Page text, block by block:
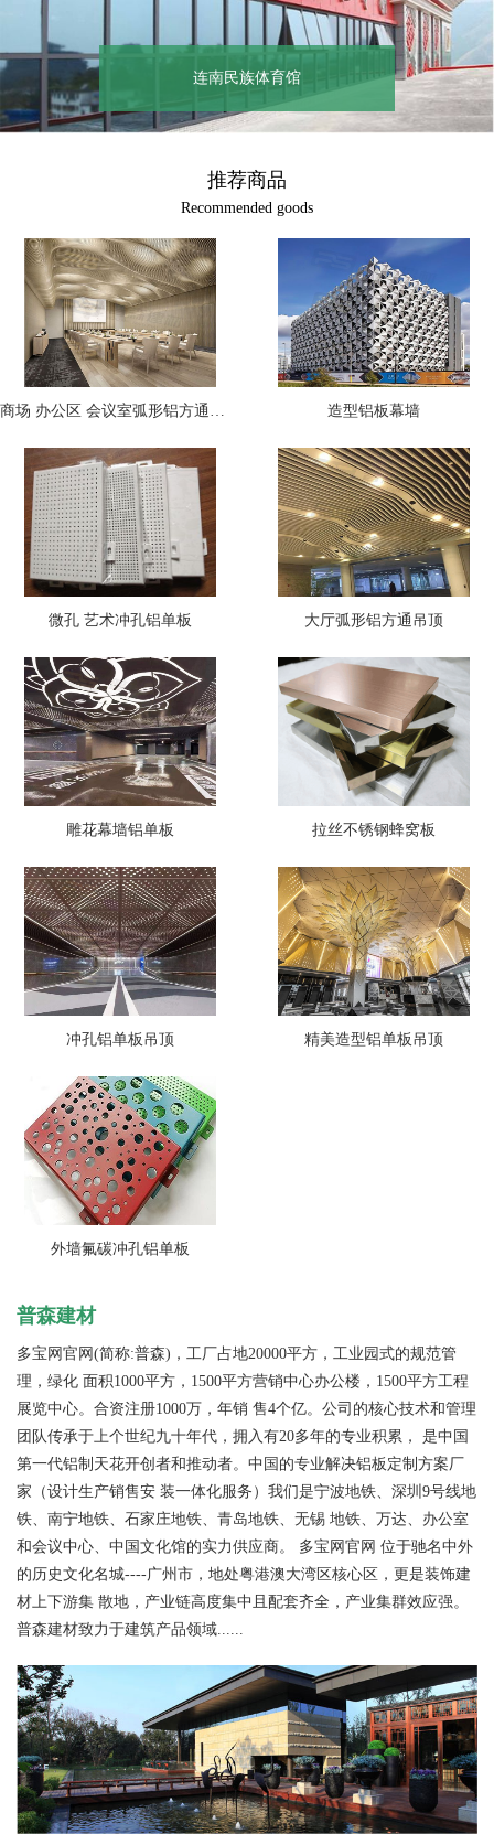
连南民族体育馆
推荐商品
Recommended goods
商场 办公区 会议室弧形铝方通吊顶 造型铝板幕墙
微孔 艺术冲孔铝单板 大厅弧形铝方通吊顶
雕花幕墙铝单板 拉丝不锈钢蜂窝板
冲孔铝单板吊顶 精美造型铝单板吊顶
外墙氟碳冲孔铝单板
普森建材
多宝网官网(简称:普森)，工厂占地20000平方，工业园式的规范管
理，绿化 面积1000平方，1500平方营销中心办公楼，1500平方工程
展览中心。合资注册1000万，年销 售4个亿。公司的核心技术和管理
团队传承于上个世纪九十年代，拥入有20多年的专业积累， 是中国
第一代铝制天花开创者和推动者。中国的专业解决铝板定制方案厂
家（设计生产销售安 装一体化服务）我们是宁波地铁、深圳9号线地
铁、南宁地铁、石家庄地铁、青岛地铁、无锡 地铁、万达、办公室
和会议中心、中国文化馆的实力供应商。 多宝网官网 位于驰名中外
的历史文化名城----广州市，地处粤港澳大湾区核心区，更是装饰建
材上下游集 散地，产业链高度集中且配套齐全，产业集群效应强。
普森建材致力于建筑产品领域......